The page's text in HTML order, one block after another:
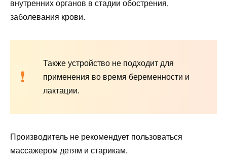
внутренних органов в стадии обострения,
заболевания крови.
Также устройство не подходит для
применения во время беременности и
лактации.
Производитель не рекомендует пользоваться
массажером детям и старикам.